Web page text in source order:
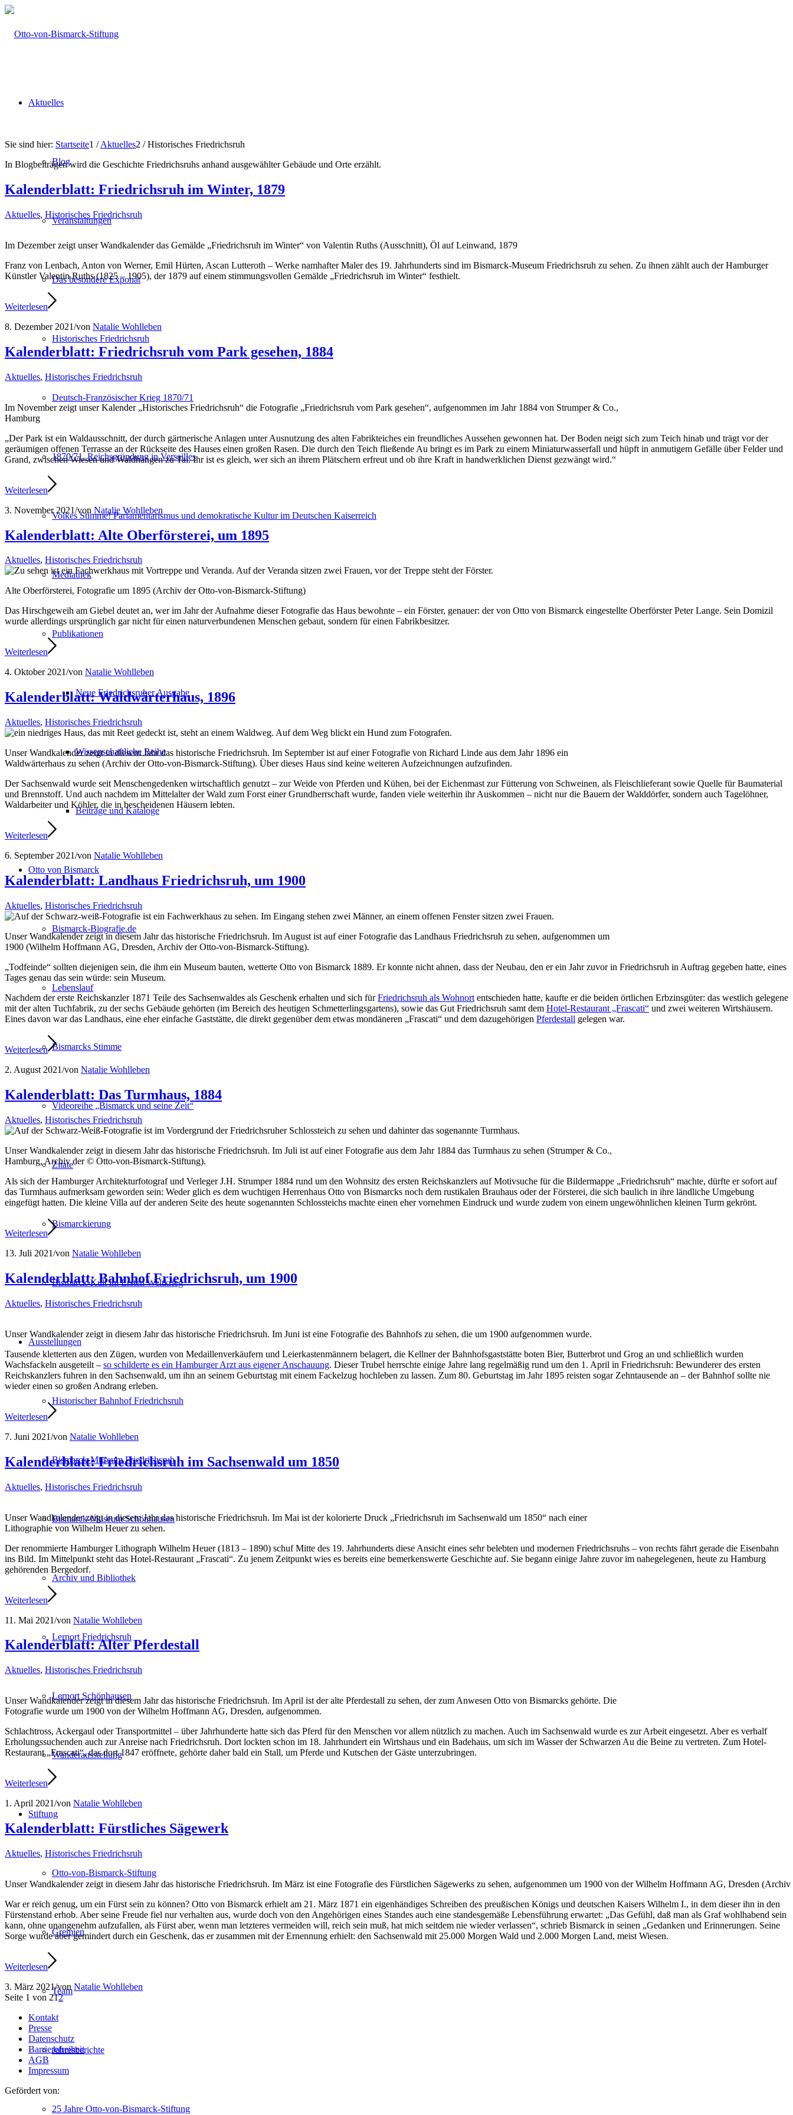
Aktuelles
Blog
Veranstaltungen
Das besondere Exponat
Historisches Friedrichsruh
Deutsch-Französischer Krieg 1870/71
1870/71. Reichsgründung in Versailles
Volkes Stimme! Parlamentarismus und demokratische Kultur im Deutschen Kaiserreich
Mediathek
Publikationen
Neue Friedrichsruher Ausgabe
Wissenschaftliche Reihe
Beiträge und Kataloge
Otto von Bismarck
Bismarck-Biografie.de
Lebenslauf
Bismarcks Stimme
Videoreihe „Bismarck und seine Zeit“
Zitate
Bismarckierung
Bismarck-Kult im Ersten Weltkrieg
Ausstellungen
Historischer Bahnhof Friedrichsruh
Bismarck-Museum Friedrichsruh
Bismarck-Museum Schönhausen
Archiv und Bibliothek
Lernort Friedrichsruh
Lernort Schönhausen
Wanderausstellung
Stiftung
Otto-von-Bismarck-Stiftung
Gremien
Team
Jahresberichte
25 Jahre Otto-von-Bismarck-Stiftung
Sie sind hier: Startseite1 / Aktuelles2 / Historisches Friedrichsruh
In Blogbeiträgen wird die Geschichte Friedrichsruhs anhand ausgewählter Gebäude und Orte erzählt.
Kalenderblatt: Friedrichsruh im Winter, 1879
Aktuelles, Historisches Friedrichsruh
Im Dezember zeigt unser Wandkalender das Gemälde „Friedrichsruh im Winter“ von Valentin Ruths (Ausschnitt), Öl auf Leinwand, 1879
Franz von Lenbach, Anton von Werner, Emil Hürten, Ascan Lutteroth – Werke namhafter Maler des 19. Jahrhunderts sind im Bismarck-Museum Friedrichsruh zu sehen. Zu ihnen zählt auch der Hamburger
Künstler Valentin Ruths (1825 – 1905), der 1879 auf einem stimmungsvollen Gemälde „Friedrichsruh im Winter“ festhielt.
Weiterlesen
8. Dezember 2021/von Natalie Wohlleben
Kalenderblatt: Friedrichsruh vom Park gesehen, 1884
Aktuelles, Historisches Friedrichsruh
Im November zeigt unser Kalender „Historisches Friedrichsruh“ die Fotografie „Friedrichsruh vom Park gesehen“, aufgenommen im Jahr 1884 von Strumper & Co.,
Hamburg
„Der Park ist ein Waldausschnitt, der durch gärtnerische Anlagen unter Ausnutzung des alten Fabrikteiches ein freundliches Aussehen gewonnen hat. Der Boden neigt sich zum Teich hinab und trägt vor der
geräumigen offenen Terrasse an der Rückseite des Hauses einen großen Rasen. Die durch den Teich fließende Au bringt es im Park zu einem Miniaturwasserfall und hüpft in anmutigem Gefälle über Felder und
Grand, zwischen Wiesen und Waldhängen zu Tal. Ihr ist es gleich, wer sich an ihrem Plätschern erfreut und ob ihre Kraft in handwerklichen Dienst gezwängt wird.“
Weiterlesen
3. November 2021/von Natalie Wohlleben
Kalenderblatt: Alte Oberförsterei, um 1895
Aktuelles, Historisches Friedrichsruh
Alte Oberförsterei, Fotografie um 1895 (Archiv der Otto-von-Bismarck-Stiftung)
Das Hirschgeweih am Giebel deutet an, wer im Jahr der Aufnahme dieser Fotografie das Haus bewohnte – ein Förster, genauer: der von Otto von Bismarck eingestellte Oberförster Peter Lange. Sein Domizil
wurde allerdings ursprünglich gar nicht für einen naturverbundenen Menschen gebaut, sondern für einen Fabrikbesitzer.
Weiterlesen
4. Oktober 2021/von Natalie Wohlleben
Kalenderblatt: Waldwärterhaus, 1896
Aktuelles, Historisches Friedrichsruh
Unser Wandkalender zeigt in diesem Jahr das historische Friedrichsruh. Im September ist auf einer Fotografie von Richard Linde aus dem Jahr 1896 ein
Waldwärterhaus zu sehen (Archiv der Otto-von-Bismarck-Stiftung). Über dieses Haus sind keine weiteren Aufzeichnungen aufzufinden.
Der Sachsenwald wurde seit Menschengedenken wirtschaftlich genutzt – zur Weide von Pferden und Kühen, bei der Eichenmast zur Fütterung von Schweinen, als Fleischlieferant sowie Quelle für Baumaterial
und Brennstoff. Und auch nachdem im Mittelalter der Wald zum Forst einer Grundherrschaft wurde, fanden viele weiterhin ihr Auskommen – nicht nur die Bauern der Walddörfer, sondern auch Tagelöhner,
Waldarbeiter und Köhler, die in bescheidenen Häusern lebten.
Weiterlesen
6. September 2021/von Natalie Wohlleben
Kalenderblatt: Landhaus Friedrichsruh, um 1900
Aktuelles, Historisches Friedrichsruh
Unser Wandkalender zeigt in diesem Jahr das historische Friedrichsruh. Im August ist auf einer Fotografie das Landhaus Friedrichsruh zu sehen, aufgenommen um
1900 (Wilhelm Hoffmann AG, Dresden, Archiv der Otto-von-Bismarck-Stiftung).
„Todfeinde“ sollten diejenigen sein, die ihm ein Museum bauten, wetterte Otto von Bismarck 1889. Er konnte nicht ahnen, dass der Neubau, den er ein Jahr zuvor in Friedrichsruh in Auftrag gegeben hatte, eines
Tages genau das sein würde: sein Museum.
Nachdem der erste Reichskanzler 1871 Teile des Sachsenwaldes als Geschenk erhalten und sich fürFriedrichsruh als Wohnort entschieden hatte, kaufte er die beiden örtlichen Erbzinsgüter: das westlich gelegene
mit der alten Tuchfabrik, zu der sechs Gebäude gehörten (im Bereich des heutigen Schmetterlingsgartens), sowie das Gut Friedrichsruh samt dem Hotel-Restaurant „Frascati“ und zwei weiteren Wirtshäusern.
Eines davon war das Landhaus, eine eher einfache Gaststätte, die direkt gegenüber dem etwas mondäneren „Frascati“ und dem dazugehörigen Pferdestall gelegen war.
Weiterlesen
2. August 2021/von Natalie Wohlleben
Kalenderblatt: Das Turmhaus, 1884
Aktuelles, Historisches Friedrichsruh
Unser Wandkalender zeigt in diesem Jahr das historische Friedrichsruh. Im Juli ist auf einer Fotografie aus dem Jahr 1884 das Turmhaus zu sehen (Strumper & Co.,
Hamburg, Archiv der © Otto-von-Bismarck-Stiftung).
Als sich der Hamburger Architekturfotograf und Verleger J.H. Strumper 1884 rund um den Wohnsitz des ersten Reichskanzlers auf Motivsuche für die Bildermappe „Friedrichsruh“ machte, dürfte er sofort auf
das Turmhaus aufmerksam geworden sein: Weder glich es dem wuchtigen Herrenhaus Otto von Bismarcks noch dem rustikalen Brauhaus oder der Försterei, die sich baulich in ihre ländliche Umgebung
eingefügt hatten. Die kleine Villa auf der anderen Seite des heute sogenannten Schlossteichs machte einen eher vornehmen Eindruck und wurde zudem von einem ungewöhnlichen kleinen Turm gekrönt.
Weiterlesen
13. Juli 2021/von Natalie Wohlleben
Kalenderblatt: Bahnhof Friedrichsruh, um 1900
Aktuelles, Historisches Friedrichsruh
Unser Wandkalender zeigt in diesem Jahr das historische Friedrichsruh. Im Juni ist eine Fotografie des Bahnhofs zu sehen, die um 1900 aufgenommen wurde.
Tausende kletterten aus den Zügen, wurden von Medaillenverkäufern und Leierkastenmännern belagert, die Kellner der Bahnhofsgaststätte boten Bier, Butterbrot und Grog an und schließlich wurden
Wachsfackeln ausgeteilt – so schilderte es ein Hamburger Arzt aus eigener Anschauung. Dieser Trubel herrschte einige Jahre lang regelmäßig rund um den 1. April in Friedrichsruh: Bewunderer des ersten
Reichskanzlers fuhren in den Sachsenwald, um ihn an seinem Geburtstag mit einem Fackelzug hochleben zu lassen. Zum 80. Geburtstag im Jahr 1895 reisten sogar Zehntausende an – der Bahnhof sollte nie
wieder einen so großen Andrang erleben.
Weiterlesen
7. Juni 2021/von Natalie Wohlleben
Kalenderblatt: Friedrichsruh im Sachsenwald um 1850
Aktuelles, Historisches Friedrichsruh
Unser Wandkalender zeigt in diesem Jahr das historische Friedrichsruh. Im Mai ist der kolorierte Druck „Friedrichsruh im Sachsenwald um 1850“ nach einer
Lithographie von Wilhelm Heuer zu sehen.
Der renommierte Hamburger Lithograph Wilhelm Heuer (1813 – 1890) schuf Mitte des 19. Jahrhunderts diese Ansicht eines sehr belebten und modernen Friedrichsruhs – von rechts fährt gerade die Eisenbahn
ins Bild. Im Mittelpunkt steht das Hotel-Restaurant „Frascati“. Zu jenem Zeitpunkt wies es bereits eine bemerkenswerte Geschichte auf. Sie begann einige Jahre zuvor im nahegelegenen, heute zu Hamburg
gehörenden Bergedorf.
Weiterlesen
11. Mai 2021/von Natalie Wohlleben
Kalenderblatt: Alter Pferdestall
Aktuelles, Historisches Friedrichsruh
Unser Wandkalender zeigt in diesem Jahr das historische Friedrichsruh. Im April ist der alte Pferdestall zu sehen, der zum Anwesen Otto von Bismarcks gehörte. Die
Fotografie wurde um 1900 von der Wilhelm Hoffmann AG, Dresden, aufgenommen.
Schlachtross, Ackergaul oder Transportmittel – über Jahrhunderte hatte sich das Pferd für den Menschen vor allem nützlich zu machen. Auch im Sachsenwald wurde es zur Arbeit eingesetzt. Aber es verhalf
Erholungssuchenden auch zur Anreise nach Friedrichsruh. Dort lockten schon im 18. Jahrhundert ein Wirtshaus und ein Badehaus, um sich im Wasser der Schwarzen Au die Beine zu vertreten. Zum Hotel-
Restaurant „Frascati“, das dort 1847 eröffnete, gehörte daher bald ein Stall, um Pferde und Kutschen der Gäste unterzubringen.
Weiterlesen
1. April 2021/von Natalie Wohlleben
Kalenderblatt: Fürstliches Sägewerk
Aktuelles, Historisches Friedrichsruh
Unser Wandkalender zeigt in diesem Jahr das historische Friedrichsruh. Im März ist eine Fotografie des Fürstlichen Sägewerks zu sehen, aufgenommen um 1900 von der Wilhelm Hoffmann AG, Dresden
War er reich genug, um ein Fürst sein zu können? Otto von Bismarck erhielt am 21. März 1871 ein eigenhändiges Schreiben des preußischen Königs und deutschen Kaisers Wilhelm I., in dem dieser ihn in den
Fürstenstand erhob. Aber seine Freude fiel nur verhalten aus, wurde doch von den Angehörigen eines Standes auch eine standesgemäße Lebensführung erwartet: „Das Gefühl, daß man als Graf wohlhabend sein
kann, ohne unangenehm aufzufallen, als Fürst aber, wenn man letzteres vermeiden will, reich sein muß, hat mich seitdem nie wieder verlassen“, schrieb Bismarck in seinen „Gedanken und Erinnerungen. Seine
Sorge wurde aber gemindert durch ein Geschenk, das er zusammen mit der Ernennung erhielt: den Sachsenwald mit 25.000 Morgen Wald und 2.000 Morgen Land, meist Wiesen.
Weiterlesen
3. März 2021/von Natalie Wohlleben
Seite 1 von 212
Kontakt
Presse
Datenschutz
Barrierefreiheit
AGB
Impressum
Gefördert von: